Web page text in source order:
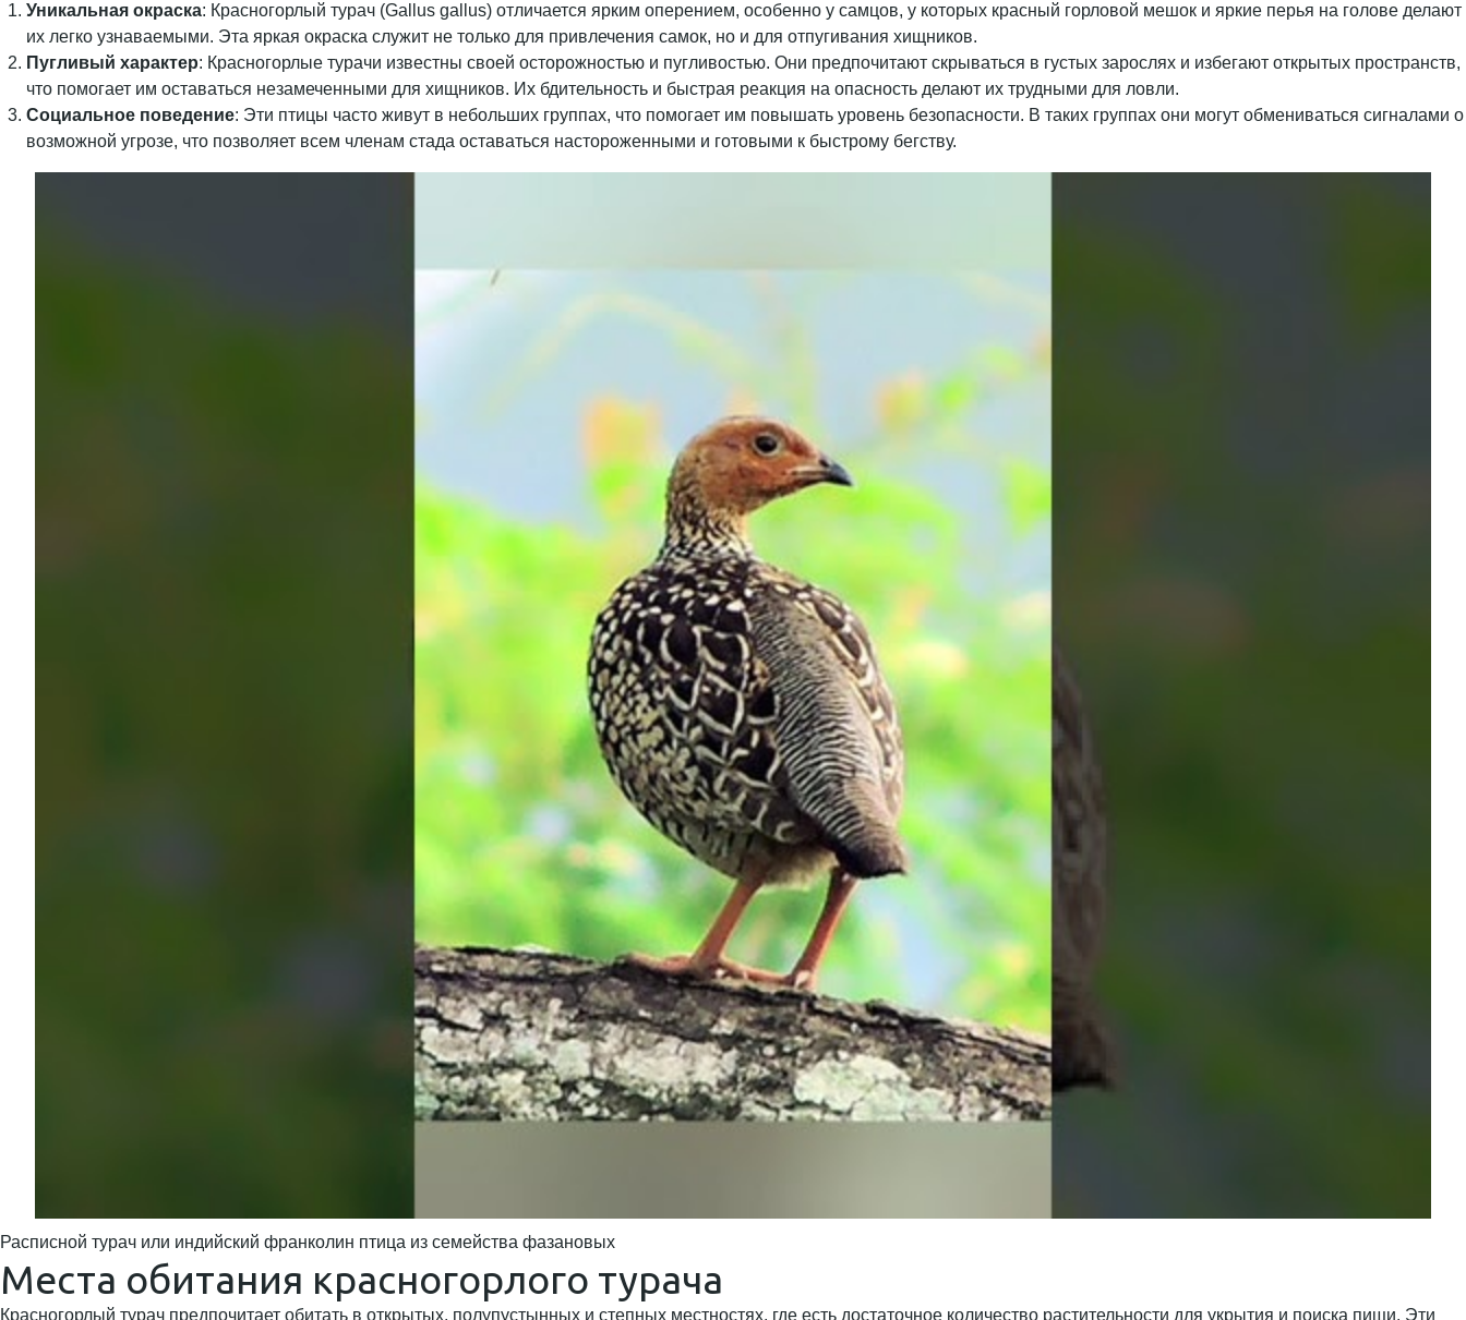
Уникальная окраска: Красногорлый турач (Gallus gallus) отличается ярким оперением, особенно у самцов, у которых красный горловой мешок и яркие перья на голове делают
их легко узнаваемыми. Эта яркая окраска служит не только для привлечения самок, но и для отпугивания хищников.
Пугливый характер: Красногорлые турачи известны своей осторожностью и пугливостью. Они предпочитают скрываться в густых зарослях и избегают открытых пространств,
что помогает им оставаться незамеченными для хищников. Их бдительность и быстрая реакция на опасность делают их трудными для ловли.
Социальное поведение: Эти птицы часто живут в небольших группах, что помогает им повышать уровень безопасности. В таких группах они могут обмениваться сигналами о
возможной угрозе, что позволяет всем членам стада оставаться настороженными и готовыми к быстрому бегству.
Расписной турач или индийский франколин птица из семейства фазановых
Места обитания красногорлого турача
Красногорлый турач предпочитает обитать в открытых, полупустынных и степных местностях, где есть достаточное количество растительности для укрытия и поиска пищи. Эти